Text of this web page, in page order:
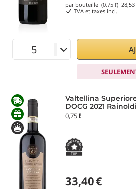
par bouteille (0,75 ℓ) 28,53
TVA et taxes incl.
Valtellina
DOCG 2021 Rainoldi
0,75 ℓ
33,40€